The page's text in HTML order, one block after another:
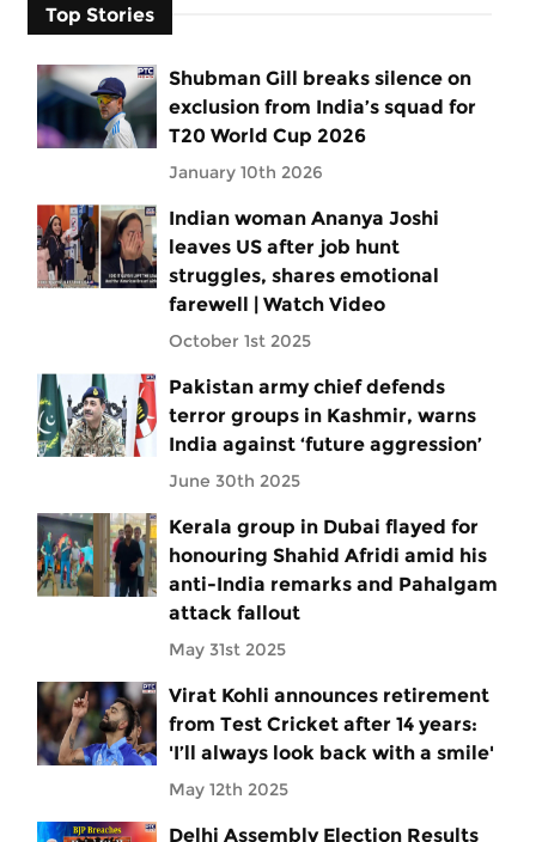
Top Stories
Shubman Gill breaks silence on
exclusion from India’s squad for
T20 World Cup 2026
January 10th 2026
Indian woman Ananya Joshi
leaves US after job hunt
struggles, shares emotional
farewell | Watch Video
October 1st 2025
Pakistan army chief defends
terror groups in Kashmir, warns
India against ‘future aggression’
June 30th 2025
Kerala group in Dubai flayed for
honouring Shahid Afridi amid his
anti-India remarks and Pahalgam
attack fallout
May 31st 2025
Virat Kohli announces retirement
from Test Cricket after 14 years:
'I’ll always look back with a smile'
May 12th 2025
Delhi Assembly Election Results